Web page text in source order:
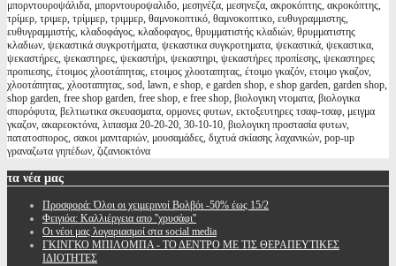
μπορντουροψάλιδα, μπορντουροψαλιδο, μεσηνέζα, μεσηνεζα, ακροκόπτης, ακροκόπτης,
τρίμερ, τριμερ, τρίμμερ, τριμμερ, θαμνοκοπτικό, θαμνοκοπτικο, ευθυγραμμιστης,
ευθυγραμμιστής, κλαδοφάγος, κλαδοφαγος, θρυμματιστής κλαδιών, θρυμματιστης
κλαδιων, ψεκαστικά συγκροτήματα, ψεκαστικα συγκροτηματα, ψεκαστικά, ψεκαστικα,
ψεκαστήρες, ψεκαστηρες, ψεκαστήρι, ψεκαστηρι, ψεκαστήρες προπίεσης, ψεκαστηρες
προπιεσης, έτοιμος χλοοτάπητας, ετοιμος χλοοταπητας, έτοιμο γκαζόν, ετοιμο γκαζον,
χλοοτάπητας, χλοοταπητας, sod, lawn, e shop, e garden shop, e shop garden, garden shop,
shop garden, free shop garden, free shop, e free shop, βιολογικη ντοματα, βιολογικα
σπορόφυτα, βελτιωτικα σκευασματα, ορμονες φυτων, εκτοξευτηρες τσαφ-τσαφ, μειγμα
γκαζον, ακαρεοκτόνα, λιπασμα 20-20-20, 30-10-10, βιολογικη προστασία φυτων,
πατατοσπορος, σακοι μανιταριών, μουσαμάδες, διχτυά σκίασης λαχανικών, pop-up
γραναζωτα γηπέδων, ζιζανιοκτόνα
τα νέα μας
Προσφορά: Όλοι οι χειμερινοί Βολβόι -50% έως 15/2
Φειγιόα: Καλλιέργεια απο ''χρυσάφι''
Oι νέοι μας λογαριασμοί στα social media
ΓΚΙΝΓΚΟ ΜΠΙΛΟΜΠΑ - ΤΟ ΔΕΝΤΡΟ ΜΕ ΤΙΣ ΘΕΡΑΠΕΥΤΙΚΕΣ
ΙΔΙΟΤΗΤΕΣ